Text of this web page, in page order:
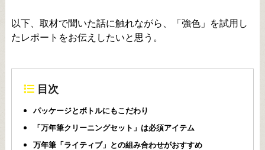
以下、取材で聞いた話に触れながら、「強色」を試用し
たレポートをお伝えしたいと思う。
目次
パッケージとボトルにもこだわり
「万年筆クリーニングセット」は必須アイテム
万年筆「ライティブ」との組み合わせがおすすめ